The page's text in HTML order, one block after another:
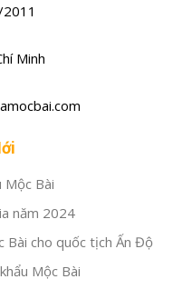
Minh
Mộc Bài
năm 2024
Bài cho quốc tịch Ấn Độ
Mộc Bài